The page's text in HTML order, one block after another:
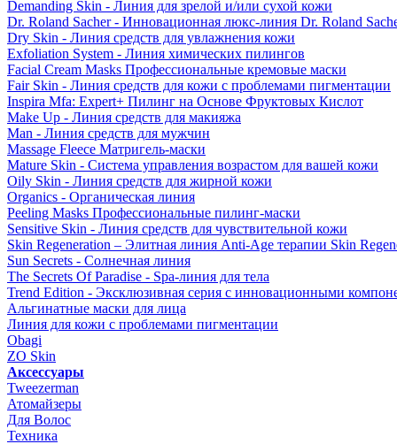
Demanding Skin - Линия для зрелой и/или сухой кожи
Dr. Roland Sacher - Инновационная люкс-линия Dr. Roland
Dry Skin - Линия средств для увлажнения кожи
Exfoliation System - Линия химических пилингов
Facial Cream Masks Профессиональные кремовые маски
Fair Skin - Линия средств для кожи с проблемами пигментации
Inspira Mfa: Expert+ Пилинг на Основе Фруктовых Кислот
Make Up - Линия средств для макияжа
Man - Линия средств для мужчин
Massage Fleece Матригель-маски
Mature Skin - Система управления возрастом для вашей кожи
Oily Skin - Линия средств для жирной кожи
Organics - Органическая линия
Peeling Masks Профессиональные пилинг-маски
Sensitive Skin - Линия средств для чувствительной кожи
Skin Regeneration – Элитная линия Anti-Age терапии Skin
Sun Secrets - Солнечная линия
The Secrets Of Paradise - Spa-линия для тела
Trend Edition - Эксклюзивная серия с инновационными
Альгинатные маски для лица
Линия для кожи с проблемами пигментации
Obagi
ZO Skin
Aксессуары
Tweezerman
Атомайзеры
Для Волос
Техника